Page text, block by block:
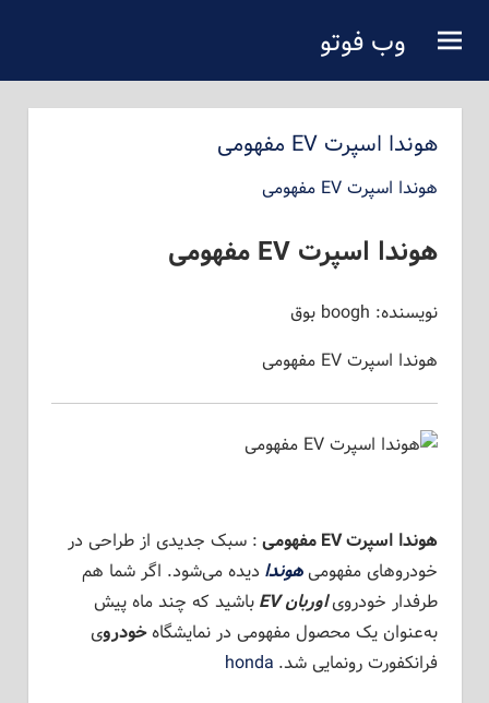
محتوای
اصلی
وب فوتو
هوندا اسپرت EV مفهومی
هوندا اسپرت EV مفهومی
هوندا اسپرت EV مفهومی
نویسنده: boogh بوق
هوندا اسپرت EV مفهومی
هوندا اسپرتEVمفهومی: سبک جدیدی از طراحی در
خودروهای مفهومیهوندا دیده می‌شود. اگر شما هم
طرفدار خودرویاوربان EV
باشید که چند ماه پیش
به‌عنوان یک محصول مفهومی در نمایشگاهخودروی
فرانکفورت رونمایی شد. honda